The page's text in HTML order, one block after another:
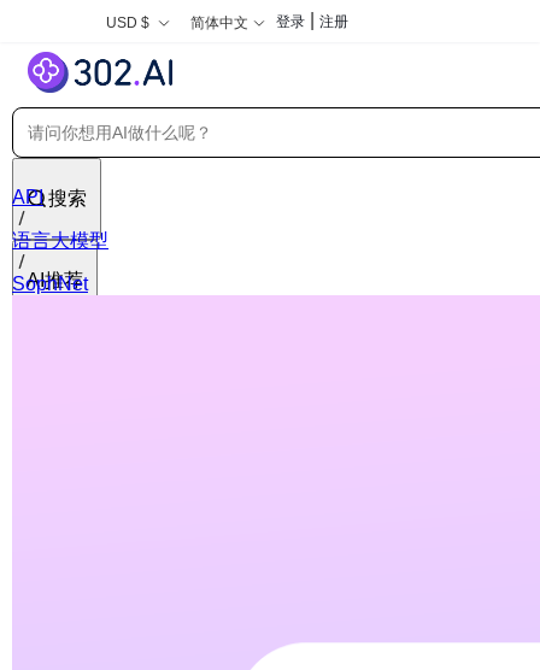
USD $ 简体中文 登录 注册
搜索
AI推荐
API
语言大模型
SophNet